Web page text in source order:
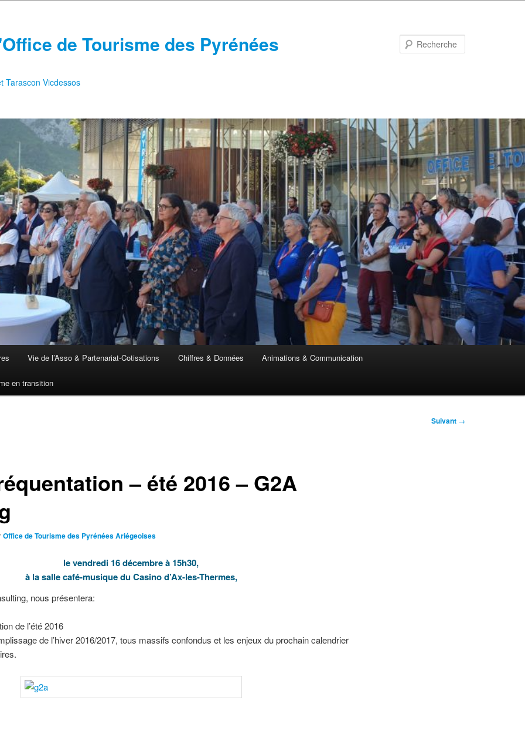
de Tourisme des Pyrénées
Tarascon Vicdessos
Vie de l’Asso & Partenariat-Cotisations Chiffres & Données Animations & Communication
en transition
Suivant →
– été 2016 – G2A
Office de Tourisme des Pyrénées Ariégeoises
le vendredi 16 décembre à 15h30,
à la salle café-musique du Casino d’Ax-les-Thermes,
nous présentera:
de l’été 2016
de l’hiver 2016/2017, tous massifs confondus et les enjeux du prochain calendrier